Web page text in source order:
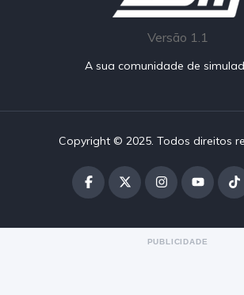
Versão 1.1
A sua comunidade de
Copyright © 2025. Todos direitos
PUBLICIDADE